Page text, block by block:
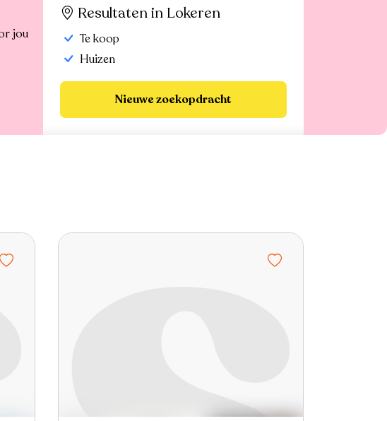
jou
Resultaten in Lokeren
Te koop
Huizen
Nieuwe zoekopdracht